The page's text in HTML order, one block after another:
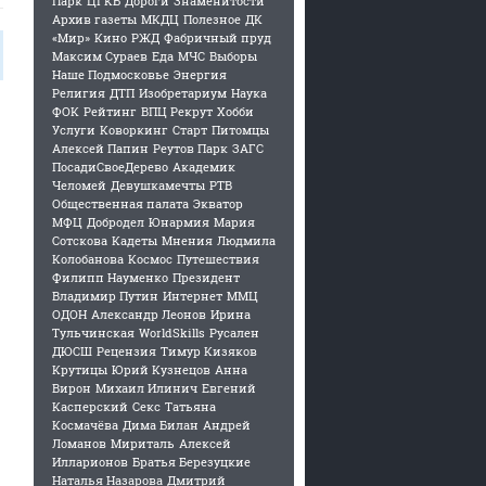
Архив газеты МКДЦ Полезное ДК
«Мир» Кино РЖД Фабричный пруд
Максим Сураев Еда МЧС Выборы
Наше Подмосковье Энергия
Религия ДТП Изобретариум Наука
ФОК Рейтинг ВПЦ Рекрут Хобби
Услуги Коворкинг Старт Питомцы
Алексей Папин Реутов Парк ЗАГС
ПосадиСвоеДерево Академик
Челомей Девушкамечты РТВ
Общественная палата Экватор
МФЦ Добродел Юнармия Мария
Сотскова Кадеты Мнения Людмила
Колобанова Космос Путешествия
Филипп Науменко Президент
Владимир Путин Интернет ММЦ
ОДОН Александр Леонов Ирина
Тульчинская WorldSkills Русален
ДЮСШ Рецензия Тимур Кизяков
Крутицы Юрий Кузнецов Анна
Вирон Михаил Илинич Евгений
Касперский Секс Татьяна
Космачёва Дима Билан Андрей
Ломанов Мириталь Алексей
Илларионов Братья Березуцкие
Наталья Назарова Дмитрий